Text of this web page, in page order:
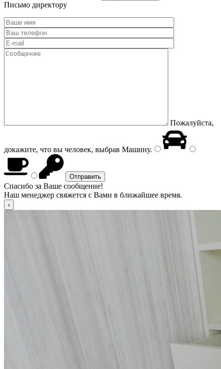
Письмо директору
Пожалуйста,
докажите, что вы человек, выбрав Машину.
Спасибо за Ваше сообщение!
Наш менеджер свяжется с Вами в ближайшее время.